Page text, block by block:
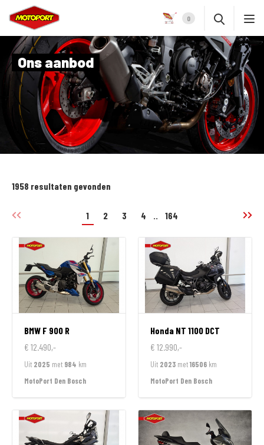
0
Ons aanbod
1958 resultaten gevonden
1 2 3 4 .. 164
BMW F 900 R
€ 12.490,-
Uit 2025 met 984 km
MotoPort Den Bosch
Honda NT 1100 DCT
€ 12.990,-
Uit 2023 met16506 km
MotoPort Den Bosch